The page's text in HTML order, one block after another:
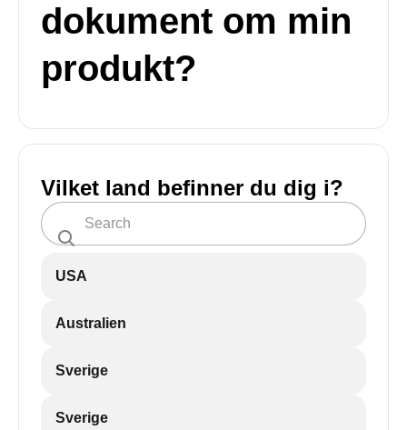
dokument om min
produkt?
Vilket land befinner du dig i?
USA
Australien
Sverige
Sverige